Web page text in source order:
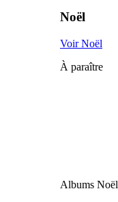
Noël
Voir Noël
À paraître
Albums Noël